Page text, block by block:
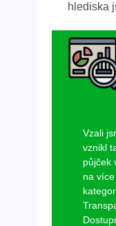
hlediska
Vzali
vznikl
půjček
na